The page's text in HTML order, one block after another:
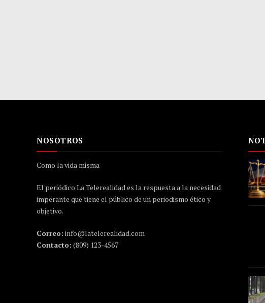
NOSOTROS
Como la vida misma
El periódico La Telerealidad es la respuesta a la necesidad
imperante que tiene el público de un periodismo ético y
objetivo.
Correo: info@latelerealidad.com
Contacto: (809) 123-4567